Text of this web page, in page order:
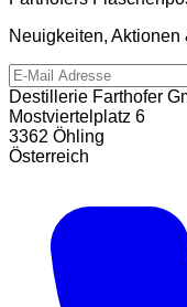
Neuigkeiten,
Destillerie Farthofer
Mostviertelplatz 6
3362 Öhling
Österreich